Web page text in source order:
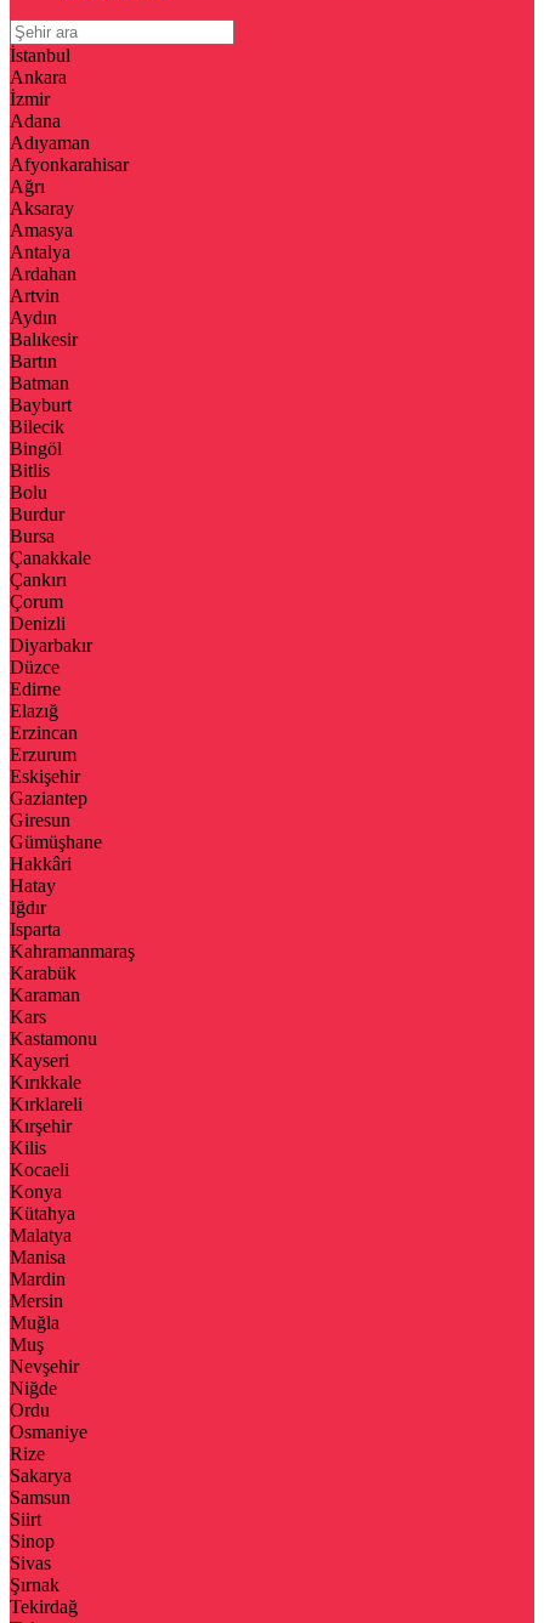
İstanbul
Ankara
İzmir
Adana
Adıyaman
Afyonkarahisar
Ağrı
Aksaray
Amasya
Antalya
Ardahan
Artvin
Aydın
Balıkesir
Bartın
Batman
Bayburt
Bilecik
Bingöl
Bitlis
Bolu
Burdur
Bursa
Çanakkale
Çankırı
Çorum
Denizli
Diyarbakır
Düzce
Edirne
Elazığ
Erzincan
Erzurum
Eskişehir
Gaziantep
Giresun
Gümüşhane
Hakkâri
Hatay
Iğdır
Isparta
Kahramanmaraş
Karabük
Karaman
Kars
Kastamonu
Kayseri
Kırıkkale
Kırklareli
Kırşehir
Kilis
Kocaeli
Konya
Kütahya
Malatya
Manisa
Mardin
Mersin
Muğla
Muş
Nevşehir
Niğde
Ordu
Osmaniye
Rize
Sakarya
Samsun
Siirt
Sinop
Sivas
Şırnak
Tekirdağ